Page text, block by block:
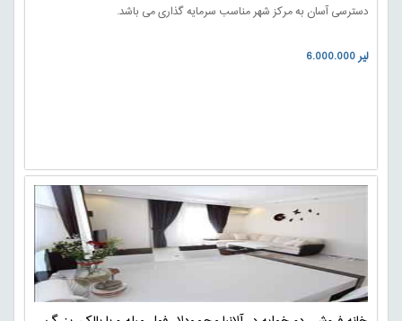
دسترسی آسان به مرکز شهر مناسب سرمایه گذاری می باشد.
6.000.000 لیر